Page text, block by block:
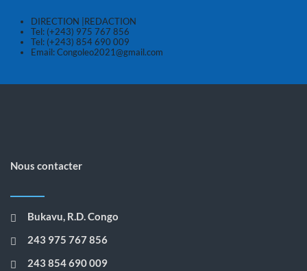
DIRECTION |REDACTION
Tel: (+243) 975 767 856
Tel: (+243) 854 690 009
Email:Congoleo2021@gmail.com
Nous contacter
Bukavu, R.D. Congo
243 975 767 856
243 854 690 009